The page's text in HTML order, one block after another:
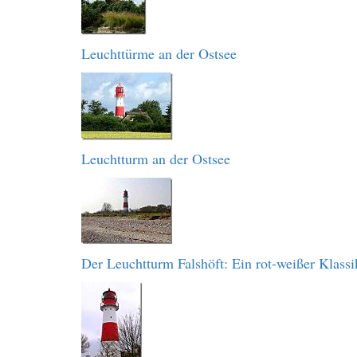
Leuchttürme an der Ostsee
Leuchtturm an der Ostsee
Der Leuchtturm Falshöft: Ein rot-weißer